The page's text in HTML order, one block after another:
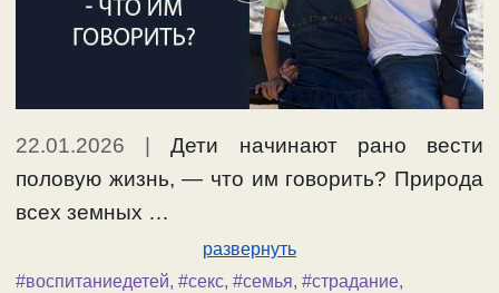
22.01.2026 |Дети начинают рано вести
половую жизнь, — что им говорить? Природа
всех земных …
развернуть
#воспитаниедетей, #секс, #семья, #страдание,